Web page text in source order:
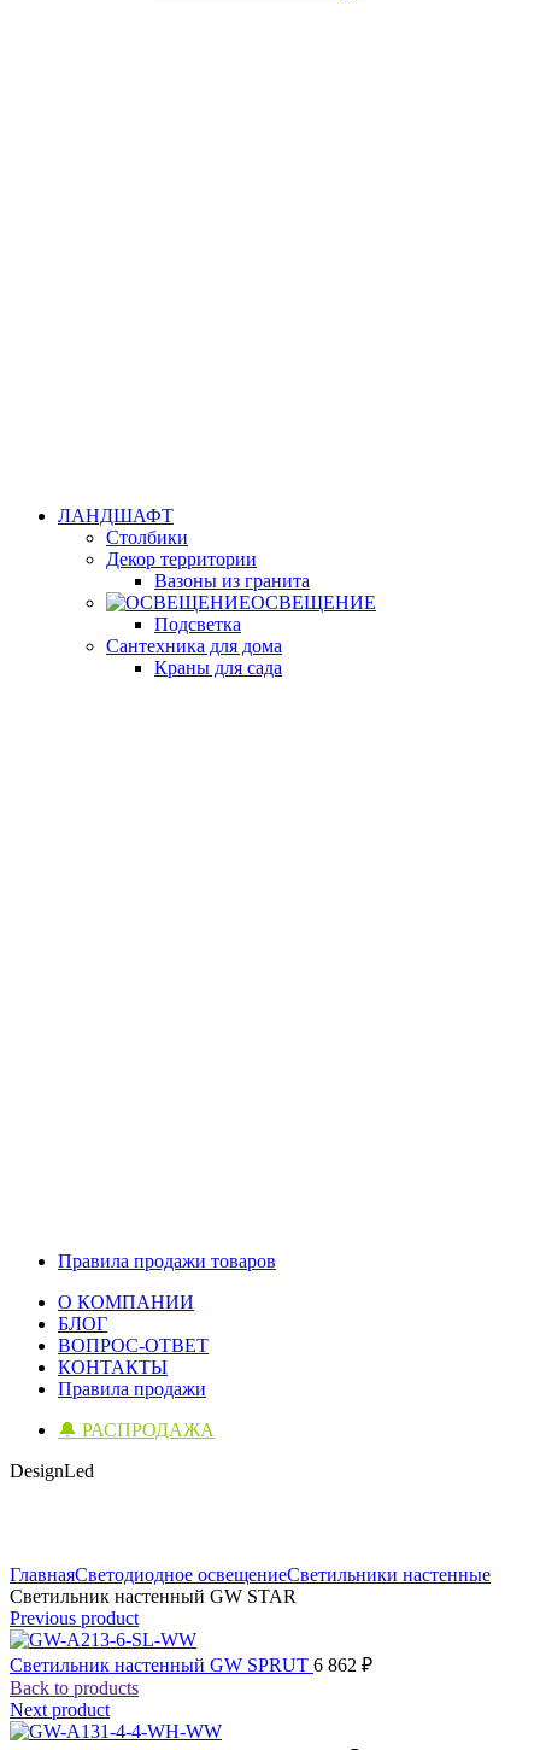
ЛАНДШАФТ
Столбики
Декор территории
Вазоны из гранита
ОСВЕЩЕНИЕ
Подсветка
Сантехника для дома
Краны для сада
Правила продажи товаров
О КОМПАНИИ
БЛОГ
ВОПРОС-ОТВЕТ
КОНТАКТЫ
Правила продажи
🔔 РАСПРОДАЖА
DesignLed
ГлавнаяСветодиодное освещениеСветильники настенные
Светильник настенный GW STAR
Previous product
Светильник настенный GW SPRUT 6 862 ₽
Back to products
Next product